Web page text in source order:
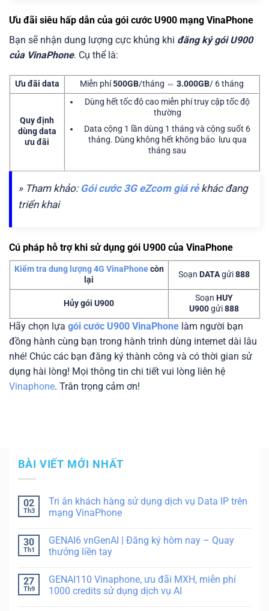
Ưu đãi siêu hấp dẫn của gói cước U900 mạng VinaPhone
Bạn sẽ nhận dung lượng cực khủng khi đăng ký gói U900
của VinaPhone. Cụ thể là:
Ưu đãi data Miễn phí500GB/tháng ⇔ 3.000GB/ 6 tháng
Quy định
dùng data
ưu đãi
Dùng hết tốc độ cao miễn phí truy cập tốc độ
thường
Data cộng 1 lần dùng 1 tháng và cộng suốt 6
tháng. Dùng không hết không bảo lưu qua
tháng sau
» Tham khảo: Gói cước 3G eZcom giá rẻkhác đang
triển khai
Cú pháp hỗ trợ khi sử dụng gói U900 của VinaPhone
Kiểm tra dung lượng 4G VinaPhonecòn
lại
Soạn DATAgửi888
Hủy gói U900
Soạn HUY
U900gửi888
Hãy chọn lựa gói cước U900 VinaPhone làm người bạn
đồng hành cùng bạn trong hành trình dùng internet dài lâu
nhé! Chúc các bạn đăng ký thành công và có thời gian sử
dụng hài lòng! Mọi thông tin chi tiết vui lòng liên hệ
Vinaphone. Trân trọng cảm ơn!
BÀI VIẾT MỚI NHẤT
02
Th3
Tri ân khách hàng sử dụng dịch vụ Data IP trên
mạng VinaPhone
30
Th1
GENAI6 vnGenAI | Đăng ký hôm nay – Quay
thưởng liền tay
27
Th9
GENAI110 Vinaphone, ưu đãi MXH, miễn phí
1000 credits sử dụng dịch vụ AI